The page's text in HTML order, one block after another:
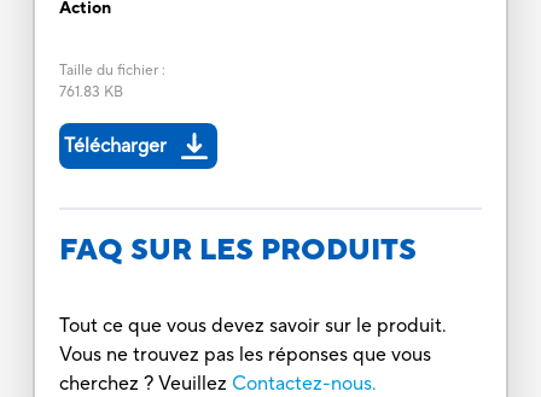
Action
Taille du fichier:
761.83 KB
Télécharger
FAQ SUR LES PRODUITS
Tout ce que vous devez savoir sur le produit.
Vous ne trouvez pas les réponses que vous
cherchez ? Veuillez Contactez-nous.